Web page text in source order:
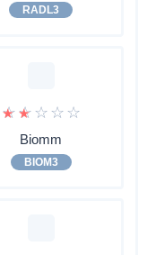
RADL3
☆ ☆ ☆ ☆ ☆
Biomm
BIOM3